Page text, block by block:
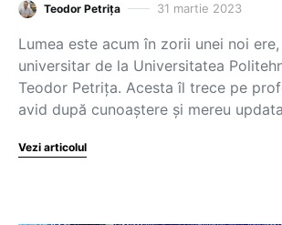
Teodor Petrița 31 martie 2023
Lumea este acum în zorii unei noi
universitar de la Universitatea
Teodor Petrița. Acesta îl trece pe
avid după cunoaștere și mereu
Vezi articolul